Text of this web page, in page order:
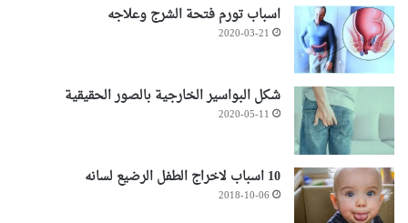
اسباب تورم فتحة الشرج وعلاجه
2020-03-21
شكل البواسير الخارجية بالصور الحقيقية
2020-05-11
10 اسباب لاخراج الطفل الرضيع لسانه
2018-10-06